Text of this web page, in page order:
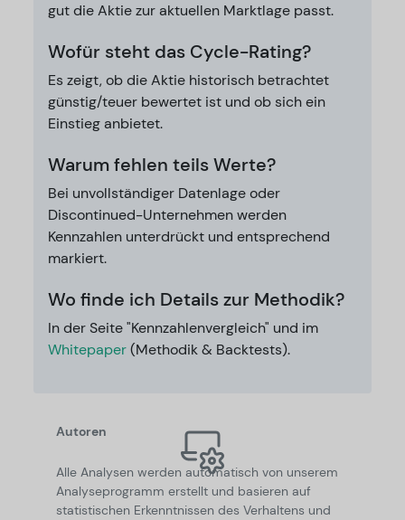
gut die Aktie zur aktuellen Marktlage passt.
Wofür steht das Cycle-Rating?
Es zeigt, ob die Aktie historisch betrachtet
günstig/teuer bewertet ist und ob sich ein
Einstieg anbietet.
Warum fehlen teils Werte?
Bei unvollständiger Datenlage oder
Discontinued-Unternehmen werden
Kennzahlen unterdrückt und entsprechend
markiert.
Wo finde ich Details zur Methodik?
In der Seite "Kennzahlenvergleich" und im
Whitepaper(Methodik & Backtests).
Autoren
Alle Analysen werden automatisch von unserem
Analyseprogramm erstellt und basieren auf
statistischen Erkenntnissen des Verhaltens und